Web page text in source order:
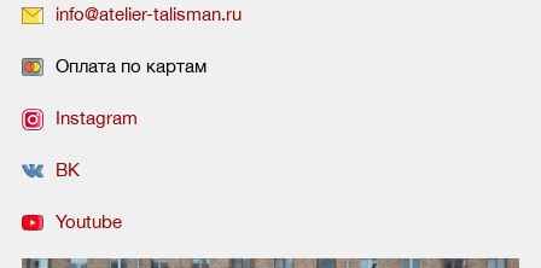
info@atelier-talisman.ru
Оплата по картам
Instagram
ВК
Youtube